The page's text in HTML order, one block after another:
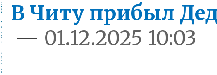
В Читу прибыл
— 01.12.2025 10:03